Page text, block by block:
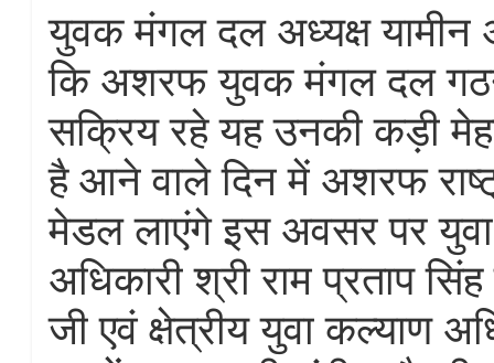
युवक मंगल दल अध्यक्ष यामीन
कि अशरफ युवक मंगल दल
सक्रिय रहे यह उनकी कड़ी
है आने वाले दिन में अशरफ
मेडल लाएंगे इस अवसर पर
अधिकारी श्री राम प्रताप
जी एवं क्षेत्रीय युवा कल्याण